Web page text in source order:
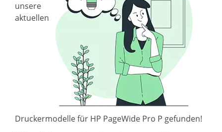
unsere
aktuellen
Druckermodelle für HP PageWide Pro P gefunden!